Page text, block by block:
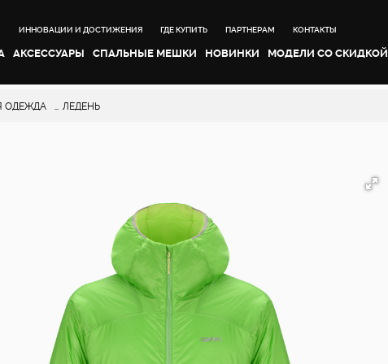
ИННОВАЦИИ И ДОСТИЖЕНИЯ ГДЕ КУПИТЬ ПАРТНЕРАМ КОНТАКТЫ
АКСЕССУАРЫ CПАЛЬНЫЕ МЕШКИ НОВИНКИ МОДЕЛИ СО СКИДКОЙ
ОДЕЖДА ЛЕДЕНЬ